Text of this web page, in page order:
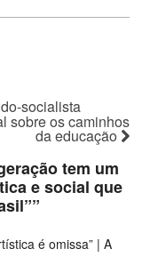
socialista
sobre os caminhos
da educação
tem um
e social que
”
é omissa” | A